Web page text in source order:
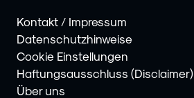
Kontakt / Impressum
Datenschutzhinweise
Cookie Einstellungen
Haftungsausschluss (Disclaimer)
Über uns